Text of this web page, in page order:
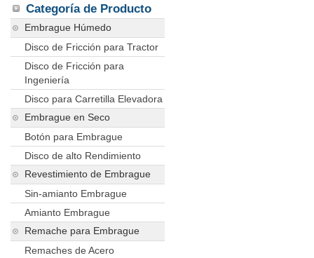
Categoría de Producto
Embrague Húmedo
Disco de Fricción para Tractor
Disco de Fricción para
Ingeniería
Disco para Carretilla Elevadora
Embrague en Seco
Botón para Embrague
Disco de alto Rendimiento
Revestimiento de Embrague
Sin-amianto Embrague
Amianto Embrague
Remache para Embrague
Remaches de Acero